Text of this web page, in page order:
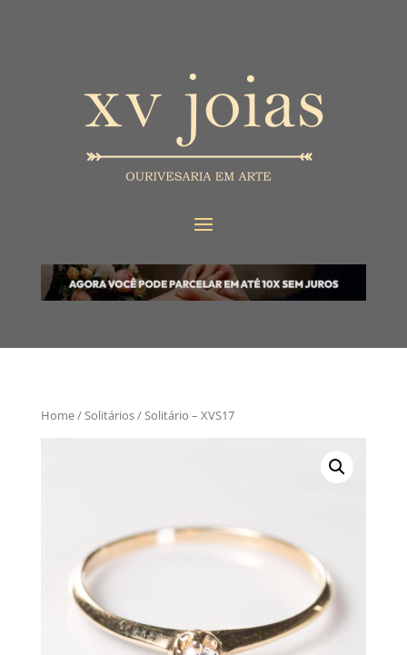
Home/Solitários/ Solitário – XVS17